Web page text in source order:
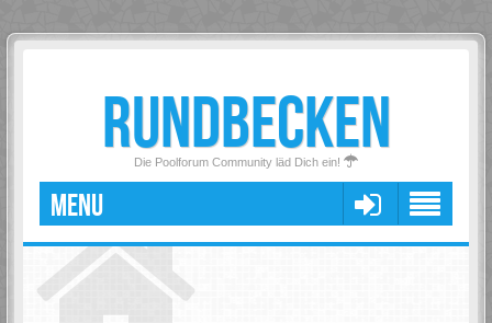
RUNDBECKEN
Die Poolforum Community läd Dich ein!
MENU